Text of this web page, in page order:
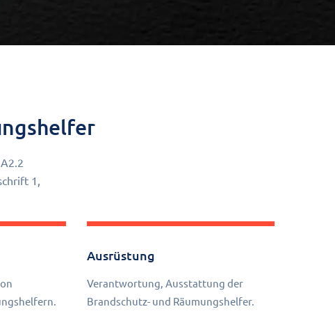
1,
Ausrüstung
Verantwortung, Ausstattung der
Brandschutz- und Räumungshelfer.